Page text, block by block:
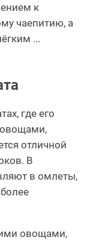
к
чаепитию, а
...
где его
овощами,
отличной
В
в омлеты,
овощами,